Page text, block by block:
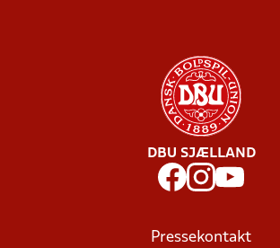
DBU SJÆLLAND
Pressekontakt